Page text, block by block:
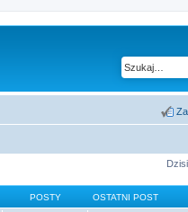
POSTY OSTATNI POST